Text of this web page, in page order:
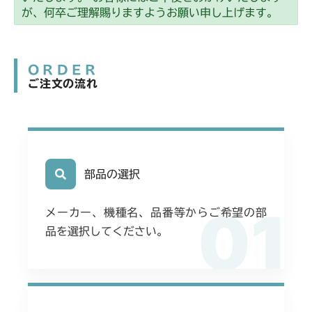
が、何卒ご理解賜りますようお願い申し上げます。
ORDER
ご注文の流れ
01
部品の選択
メーカー、機種名、品番等からご希望の部
品を選択してください。